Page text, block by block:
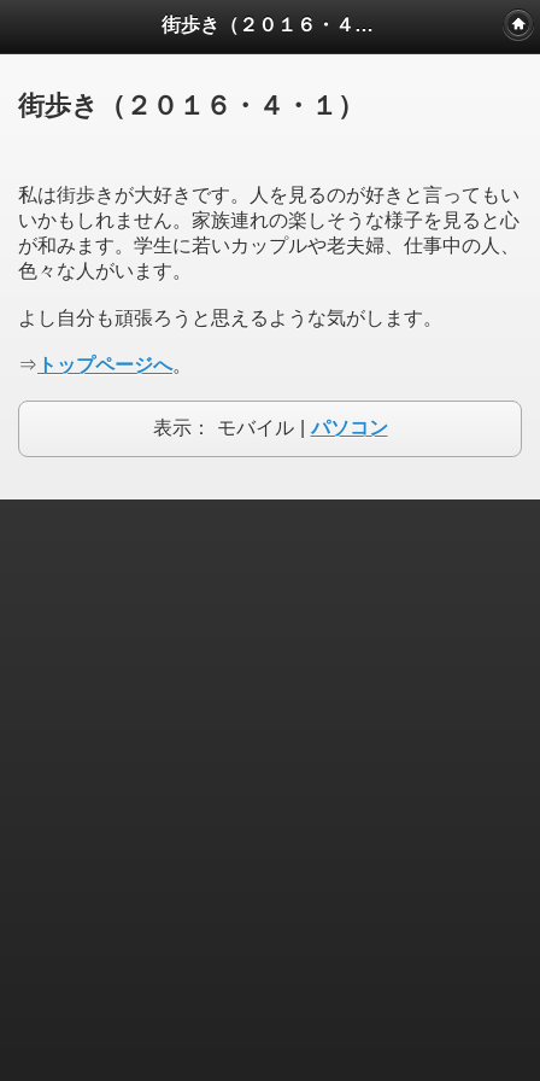
街歩き（２０１６・４・１）
街歩き（２０１６・４・１）
私は街歩きが大好きです。人を見るのが好きと言ってもい
いかもしれません。家族連れの楽しそうな様子を見ると心
が和みます。学生に若いカップルや老夫婦、仕事中の人、
色々な人がいます。
よし自分も頑張ろうと思えるような気がします。
⇒ トップページへ。
表示： モバイル パソコン